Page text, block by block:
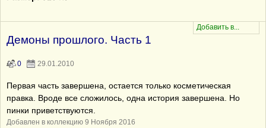
Демоны прошлого. Часть 1
0 29.01.2010
Первая часть завершена, остается только косметическая
правка. Вроде все сложилось, одна история завершена. Но
пинки приветствуются.
Добавлен в коллекцию 9 Ноября 2016